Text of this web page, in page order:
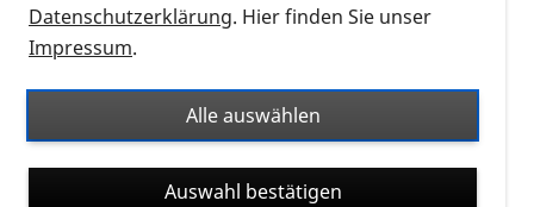
Auf dieser Seite finden Sie sämtliches Infomaterial
Ort. Nutzen Sie den Formatfilter, um ausschließlich
nach Flyern und Broschüren, Audios oder Videos zu
suchen. Die meisten Flyer und Broschüren werden in
verschiedenen Formaten angeboten: zur
Datenschutzerklärung. Hier finden Sie unser
Impressum.
Alle auswählen
Auswahl bestätigen